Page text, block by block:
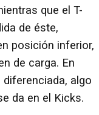
que el T-
de éste,
posición inferior,
de carga. En
algo
da en el Kicks.